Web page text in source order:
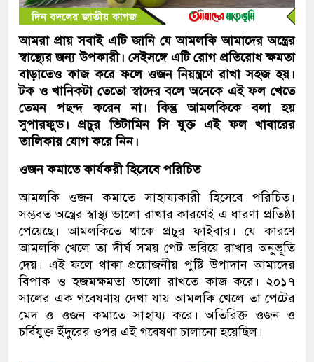
আমরা প্রায় সবাই এটি জানি যে আমলকি আমাদের অন্ত্রের
স্বাস্থ্যের জন্য উপকারী। সেইসঙ্গে এটি রোগ প্রতিরোধ ক্ষমতা
বাড়াতেও কাজ করে ফলে ওজন নিয়ন্ত্রণে রাখা সহজ হয়।
টক ও খানিকটা তেতো স্বাদের বলে অনেকে এই ফল খেতে
তেমন পছন্দ করেন না। কিন্তু আমলকিকে বলা হয়
সুপারফুড। প্রচুর ভিটামিন সি যুক্ত এই ফল খাবারের
তালিকায় যোগ করে নিন।
ওজন কমাতে কার্যকরী হিসেবে পরিচিত
আমলকি ওজন কমাতে সাহায্যকারী হিসেবে পরিচিত।
সম্ভবত অন্ত্রের স্বাস্থ্য ভালো রাখার কারণেই এ ধারণা প্রতিষ্ঠা
পেয়েছে। আমলকিতে থাকে প্রচুর ফাইবার। যে কারণে
আমলকি খেলে তা দীর্ঘ সময় পেট ভরিয়ে রাখার অনুভূতি
দেয়। এই ফলে থাকা প্রয়োজনীয় পুষ্টি উপাদান আমাদের
বিপাক ও হজমক্ষমতা ভালো রাখতে কাজ করে। ২০১৭
সালের এক গবেষণায় দেখা যায় আমলকি খেলে তা পেটের
মেদ ও ওজন কমাতে সাহায্য করে। অতিরিক্ত ওজন ও
চর্বিযুক্ত ইঁদুরের ওপর এই গবেষণা চালানো হয়েছিল।